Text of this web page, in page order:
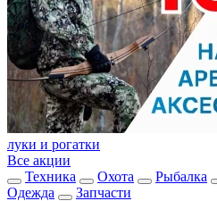
луки и рогатки
Все акции
Техника
Охота Рыбалка
Одежда
Запчасти